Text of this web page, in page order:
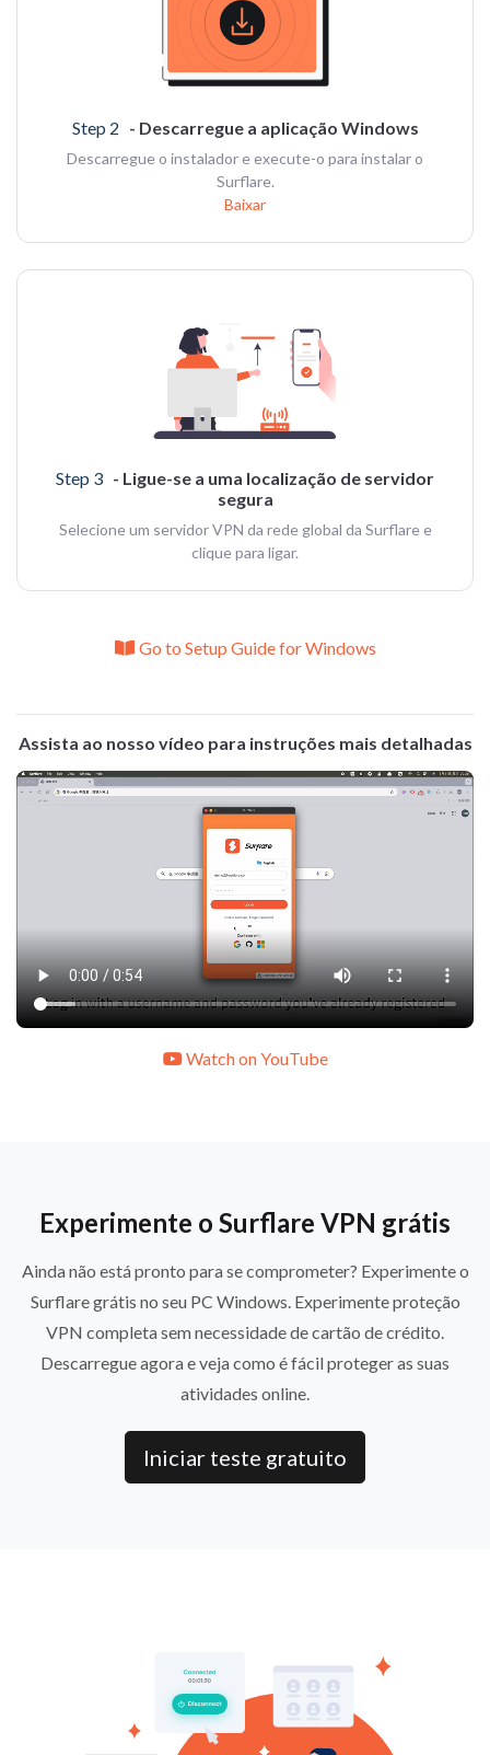
Step 2 - Descarregue a aplicação Windows
Descarregue o instalador e execute-o para instalar o
Surflare.
Baixar
Step 3 - Ligue-se a uma localização de servidor
segura
Selecione um servidor VPN da rede global da Surflare e
clique para ligar.
Go to Setup Guide for Windows
Assista ao nosso vídeo para instruções mais detalhadas
Watch on YouTube
Experimente o Surflare VPN grátis
Ainda não está pronto para se comprometer? Experimente o
Surflare grátis no seu PC Windows. Experimente proteção
VPN completa sem necessidade de cartão de crédito.
Descarregue agora e veja como é fácil proteger as suas
atividades online.
Iniciar teste gratuito